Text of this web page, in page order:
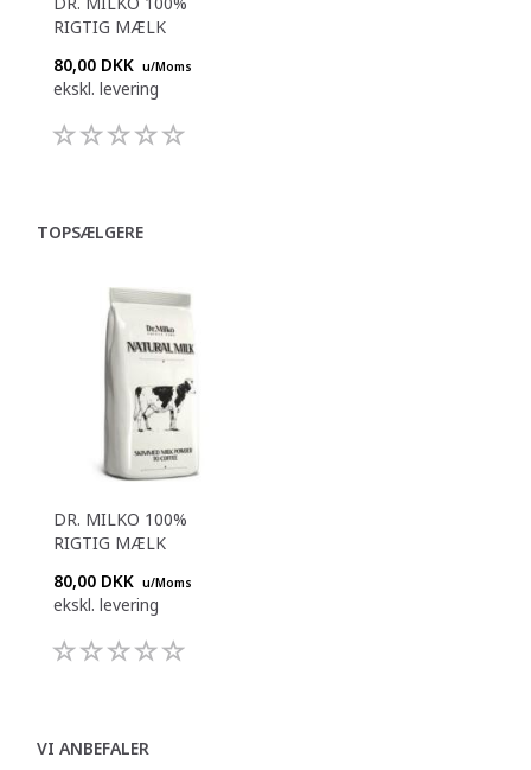
RIGTIG MÆLK
80,00 DKK u/Moms
ekskl. levering
TOPSÆLGERE
DR. MILKO 100%
RIGTIG MÆLK
80,00 DKK u/Moms
ekskl. levering
VI ANBEFALER